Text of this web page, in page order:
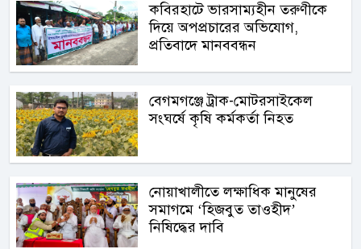
কবিরহাটে ভারসাম্যহীন তরুণীকে
দিয়ে অপপ্রচারের অভিযোগ,
প্রতিবাদে মানববন্ধন
বেগমগঞ্জে ট্রাক-মোটরসাইকেল
সংঘর্ষে কৃষি কর্মকর্তা নিহত
নোয়াখালীতে লক্ষাধিক মানুষের
সমাগমে ‘হিজবুত তাওহীদ’
নিষিদ্ধের দাবি